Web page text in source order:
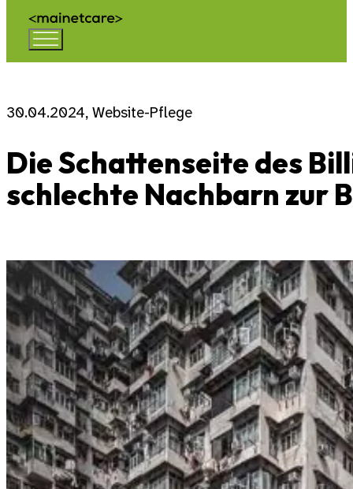
30.04.2024, Website-Pflege
Die Schattenseite des
schlechte Nachbarn zur